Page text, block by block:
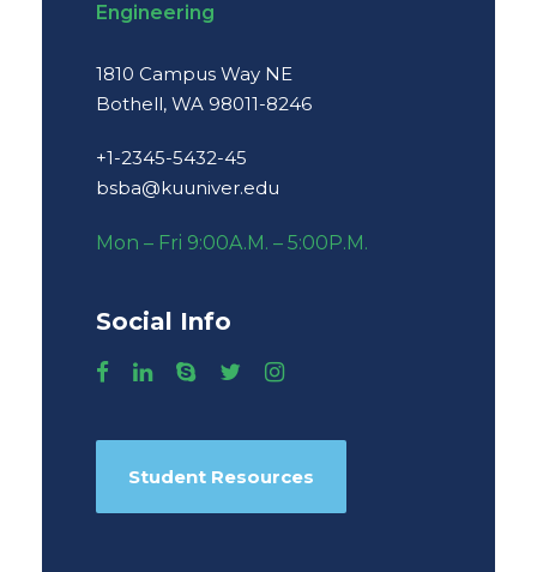
Engineering
1810 Campus Way NE
Bothell, WA 98011-8246
+1-2345-5432-45
bsba@kuuniver.edu
Mon – Fri 9:00A.M. – 5:00P.M.
Social Info
Student Resources